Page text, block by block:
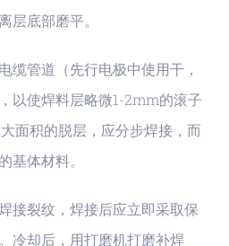
层底部磨平。
缆管道（先行电极中使用干，
以使焊料层略微1-2mm的滚子
面积的脱层，应分步焊接，而
基体材料。
接裂纹，焊接后应立即采取保
冷却后，用打磨机打磨补焊